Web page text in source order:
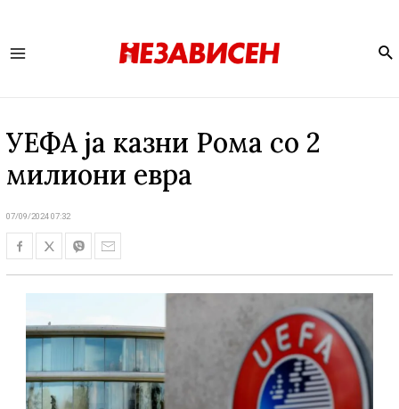
УЕФА ја казни Рома со 2
милиони евра
07/09/2024 07:32